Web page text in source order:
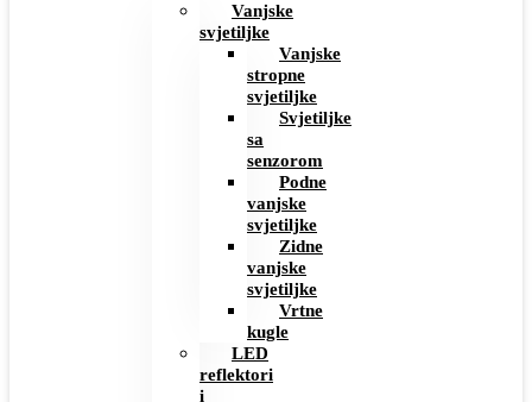
Vanjske
svjetiljke
Vanjske
stropne
svjetiljke
Svjetiljke
sa
senzorom
Podne
vanjske
svjetiljke
Zidne
vanjske
svjetiljke
Vrtne
kugle
LED
reflektori
i